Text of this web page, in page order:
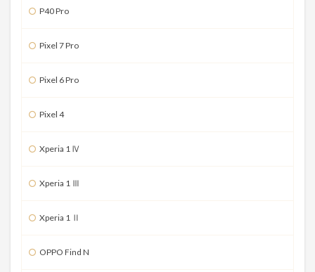
P40 Pro
Pixel 7 Pro
Pixel 6 Pro
Pixel 4
Xperia 1 Ⅳ
Xperia 1 Ⅲ
Xperia 1 Ⅱ
OPPO Find N